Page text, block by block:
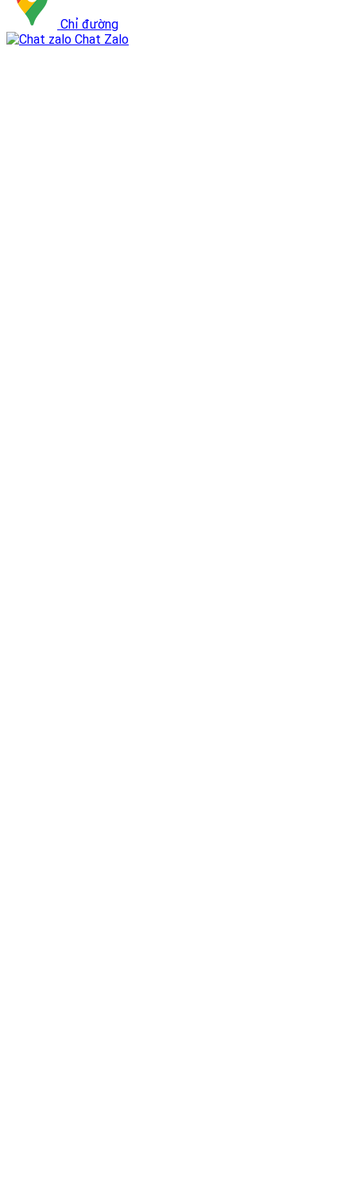
Chỉ đường
Chat Zalo